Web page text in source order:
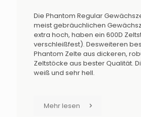
Die Phantom Regular
meist gebräuchlichen
extra hoch, haben ein 600D
verschleißfest). Desweiteren
Phantom Zelte aus dickeren,
Zeltstöcke aus bester Qualität.
weiß und sehr hell.
Mehr lesen